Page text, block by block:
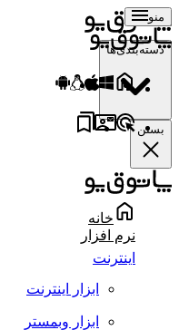
منو
دسته‌بندی‌ها
بستن
خانه
نرم افزار
اینترنت
ابزار اینترنت
ابزار وبمستر